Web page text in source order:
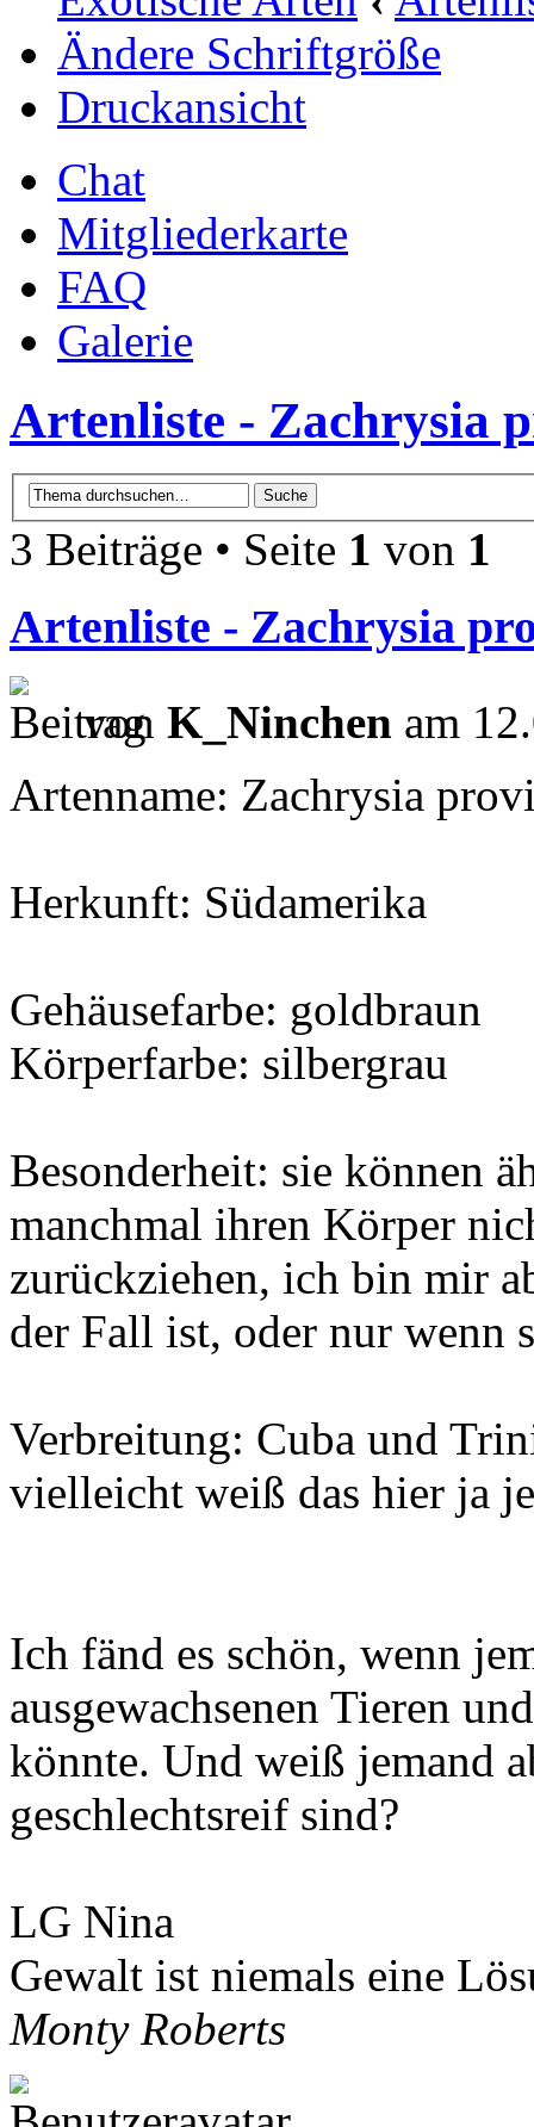
Ändere Schriftgröße
Druckansicht
Chat
Mitgliederkarte
FAQ
Galerie
Artenliste - Zachrysia
3 Beiträge • Seite 1 von 1
Artenliste - Zachrysia
von K_Ninchen am
Artenname: Zachrysia
Herkunft: Südamerika
Gehäusefarbe: goldbraun
Körperfarbe: silbergrau
Besonderheit: sie können
manchmal ihren Körper
zurückziehen, ich bin mir
der Fall ist, oder nur wenn
Verbreitung: Cuba und
vielleicht weiß das hier ja
Ich fänd es schön, wenn
ausgewachsenen Tieren
könnte. Und weiß jemand
geschlechtsreif sind?
LG Nina
Gewalt ist niemals eine
Monty Roberts